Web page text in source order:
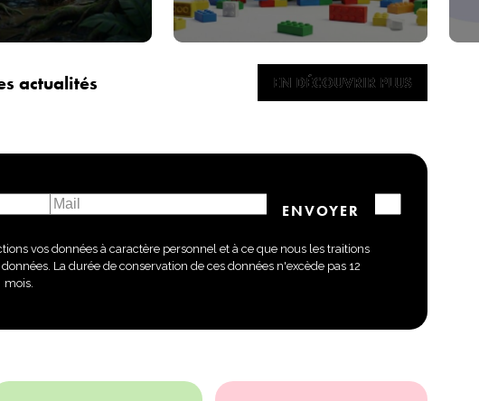
actualités EN DÉCOUVRIR PLUS
EN DÉCOUVRIR PLUS
vos données à caractère personnel et à ce que nous les traitions
La durée de conservation de ces données n'excède pas 12
mois.